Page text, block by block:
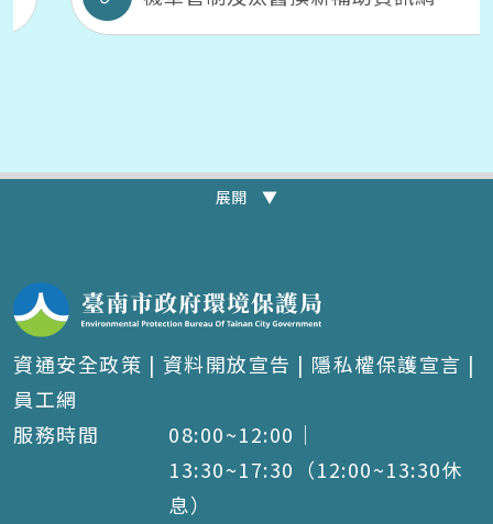
展開 ▼
資通安全政策 | 資料開放宣告 | 隱私權保護宣言 |
員工網
服務時間
08:00~12:00｜
13:30~17:30（12:00~13:30休
息）